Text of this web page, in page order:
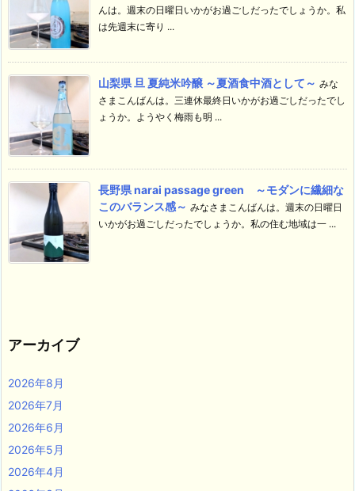
んは。週末の日曜日いかがお過ごしだったでしょうか。私
は先週末に寄り ...
山梨県 旦 夏純米吟醸 ～夏酒食中酒として～ みな
さまこんばんは。三連休最終日いかがお過ごしだったでし
ょうか。ようやく梅雨も明 ...
長野県 narai passage green ～モダンに繊細な
このバランス感～ みなさまこんばんは。週末の日曜日
いかがお過ごしだったでしょうか。私の住む地域は一 ...
アーカイブ
2026年8月
2026年7月
2026年6月
2026年5月
2026年4月